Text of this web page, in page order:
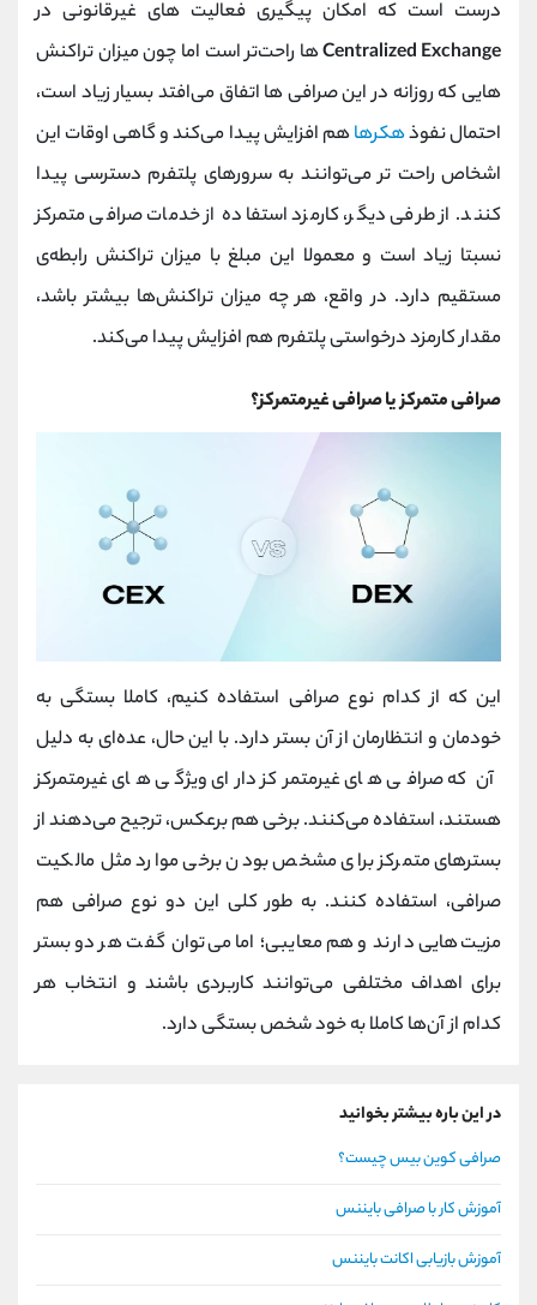
درست است که امکان پیگیری فعالیت‌ های غیرقانونی در
Centralized Exchangeها راحت‌تر است اما چون میزان تراکنش‌
هایی که روزانه در این صرافی‌ ها اتفاق می‌افتد بسیار زیاد است،
احتمال نفوذهکرهاهم افزایش پیدا می‌کند و گاهی اوقات این
اشخاص راحت‌ تر می‌توانند به سرورهای پلتفرم دسترسی پیدا
کنند. از طرفی دیگر، کارمزد استفاده از خدمات صرافی‌ متمرکز
نسبتا زیاد است و معمولا این مبلغ با میزان تراکنش رابطه‌ی
مستقیم دارد. در واقع، هر چه میزان تراکنش‌ها بیشتر باشد،
مقدار کارمزد درخواستی پلتفرم هم افزایش پیدا می‌کند.
صرافی متمرکز یا صرافی غیرمتمرکز؟
این که از کدام نوع صرافی استفاده کنیم، کاملا بستگی به
خودمان و انتظارمان از آن بستر دارد. با این حال، عده‌ای به دلیل
آن که صرافی‌ های غیرمتمرکز دارای ویژگی‌ های غیرمتمرکز
هستند، استفاده می‌کنند. برخی هم برعکس، ترجیح می‌دهند از
بسترهای متمرکز برای مشخص بودن برخی موارد مثل مالکیت
صرافی، استفاده کنند. به طور کلی این دو نوع صرافی هم
مزیت‌هایی دارند و هم معایبی؛ اما می‌توان گفت هر دو بستر
برای اهداف مختلفی می‌توانند کاربردی باشند و انتخاب هر
کدام از آن‌ها کاملا به خود شخص بستگی دارد.
در این باره بیشتر بخوانید
صرافی کوین بیس چیست؟
آموزش کار با صرافی بایننس
آموزش بازیابی اکانت بایننس